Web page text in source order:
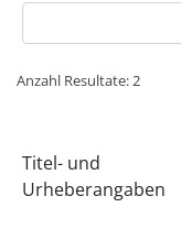
Anzahl Resultate: 2
Titel- und
Urheberangaben